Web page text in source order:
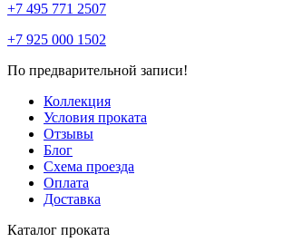
+7 495 771 2507
+7 925 000 1502
По предварительной записи!
Коллекция
Условия проката
Отзывы
Блог
Схема проезда
Оплата
Доставка
Каталог проката